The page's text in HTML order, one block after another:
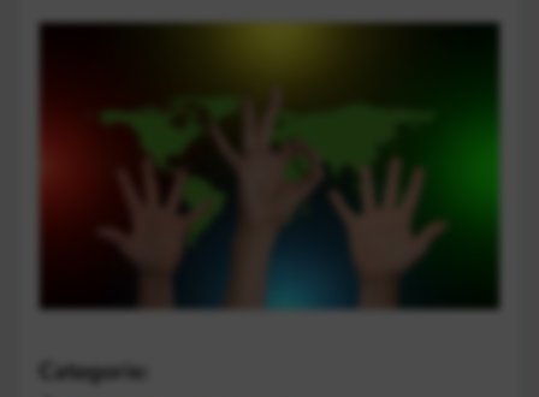
Categorie: